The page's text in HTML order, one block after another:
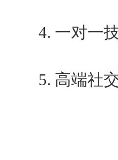
4. 一对一
5. 高端社